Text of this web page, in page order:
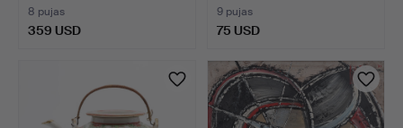
8 pujas
359 USD
9 pujas
75 USD